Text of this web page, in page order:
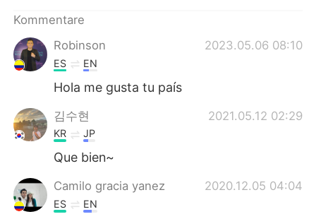
Kommentare
Robinson
2023.05.06 08:10
ES EN
Hola me gusta tu país
김수현 2021.05.12 02:29
KR JP
Que bien~
Camilo gracia yanez 2020.12.05 04:04
ES EN